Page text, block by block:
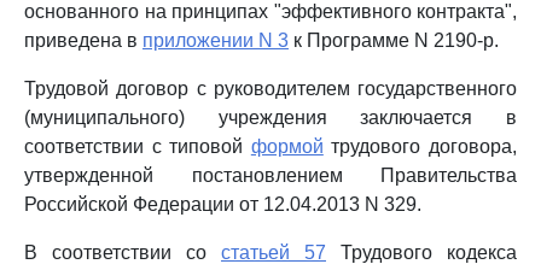
основанного на принципах "эффективного контракта",
приведена в приложении N 3 к Программе N 2190-р.
Трудовой договор с руководителем государственного
(муниципального) учреждения заключается в
соответствии с типовой формой трудового договора,
утвержденной постановлением Правительства
Российской Федерации от 12.04.2013 N 329.
В соответствии со статьей 57 Трудового кодекса